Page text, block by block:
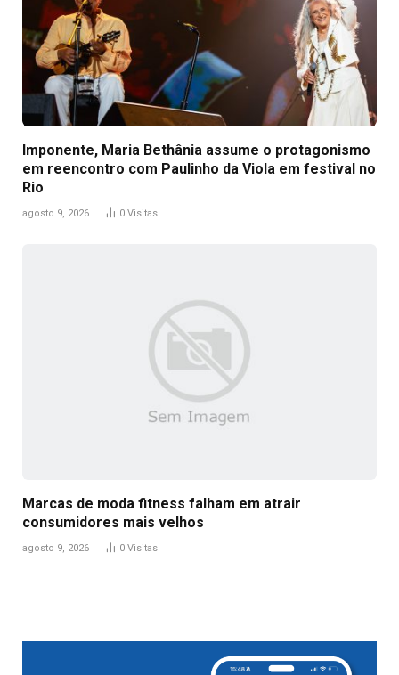
Imponente, Maria Bethânia assume o protagonismo
em reencontro com Paulinho da Viola em festival no
Rio
agosto 9, 2026 0 Visitas
Marcas de moda fitness falham em atrair
consumidores mais velhos
agosto 9, 2026 0 Visitas